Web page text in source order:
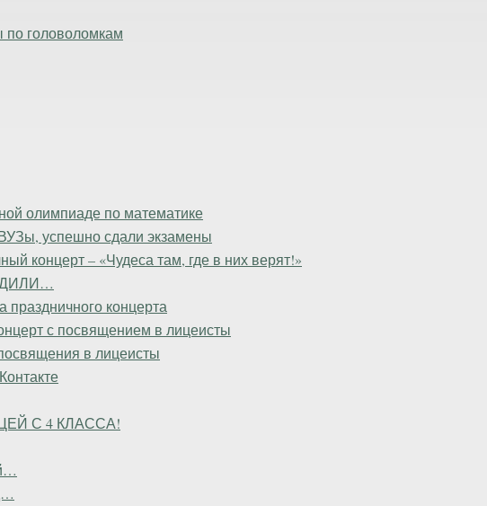
по головоломкам
олимпиаде по математике
успешно сдали экзамены
концерт – «Чудеса там, где в них верят!»
концерта
с посвящением в лицеисты
в лицеисты
С 4 КЛАССА!